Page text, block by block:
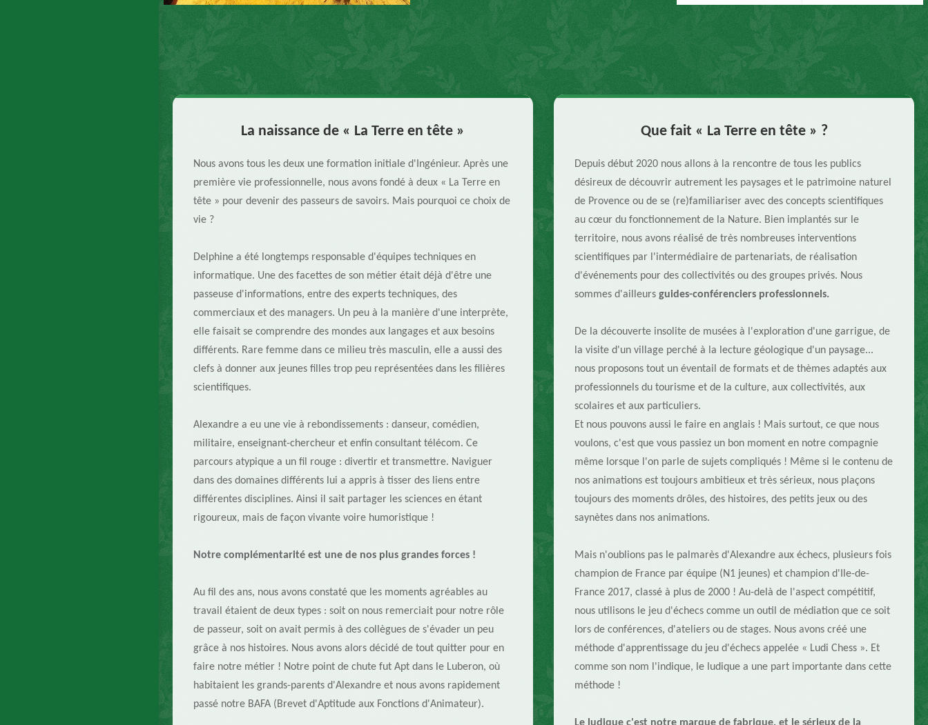
La naissance de « La Terre en tête »
Nous avons tous les deux une formation initiale d'Ingénieur. Après une
première vie professionnelle, nous avons fondé à deux « La Terre en
tête » pour devenir des passeurs de savoirs. Mais pourquoi ce choix de
vie ?
Delphine a été longtemps responsable d'équipes techniques en
informatique. Une des facettes de son métier était déjà d'être une
passeuse d'informations, entre des experts techniques, des
commerciaux et des managers. Un peu à la manière d'une interprète,
elle faisait se comprendre des mondes aux langages et aux besoins
différents. Rare femme dans ce milieu très masculin, elle a aussi des
clefs à donner aux jeunes filles trop peu représentées dans les filières
scientifiques.
Alexandre a eu une vie à rebondissements : danseur, comédien,
militaire, enseignant-chercheur et enfin consultant télécom. Ce
parcours atypique a un fil rouge : divertir et transmettre. Naviguer
dans des domaines différents lui a appris à tisser des liens entre
différentes disciplines. Ainsi il sait partager les sciences en étant
rigoureux, mais de façon vivante voire humoristique !
Notre complémentarité est une de nos plus grandes forces !
Au fil des ans, nous avons constaté que les moments agréables au
travail étaient de deux types : soit on nous remerciait pour notre rôle
de passeur, soit on avait permis à des collègues de s'évader un peu
grâce à nos histoires. Nous avons alors décidé de tout quitter pour en
faire notre métier ! Notre point de chute fut Apt dans le Luberon, où
habitaient les grands-parents d'Alexandre et nous avons rapidement
passé notre BAFA (Brevet d'Aptitude aux Fonctions d'Animateur).
Que fait « La Terre en tête » ?
Depuis début 2020 nous allons à la rencontre de tous les publics
désireux de découvrir autrement les paysages et le patrimoine naturel
de Provence ou de se (re)familiariser avec des concepts scientifiques
au cœur du fonctionnement de la Nature. Bien implantés sur le
territoire, nous avons réalisé de très nombreuses interventions
scientifiques par l'intermédiaire de partenariats, de réalisation
d'événements pour des collectivités ou des groupes privés. Nous
sommes d'ailleurs guides-conférenciers professionnels.
De la découverte insolite de musées à l'exploration d'une garrigue, de
la visite d'un village perché à la lecture géologique d'un paysage...
nous proposons tout un éventail de formats et de thèmes adaptés aux
professionnels du tourisme et de la culture, aux collectivités, aux
scolaires et aux particuliers.
Et nous pouvons aussi le faire en anglais ! Mais surtout, ce que nous
voulons, c'est que vous passiez un bon moment en notre compagnie
même lorsque l'on parle de sujets compliqués ! Même si le contenu de
nos animations est toujours ambitieux et très sérieux, nous plaçons
toujours des moments drôles, des histoires, des petits jeux ou des
saynètes dans nos animations.
Mais n'oublions pas le palmarès d'Alexandre aux échecs, plusieurs fois
champion de France par équipe (N1 jeunes) et champion d'Ile-de-
France 2017, classé à plus de 2000 ! Au-delà de l'aspect compétitif,
nous utilisons le jeu d'échecs comme un outil de médiation que ce soit
lors de conférences, d'ateliers ou de stages. Nous avons créé une
méthode d'apprentissage du jeu d'échecs appelée « Ludi Chess ». Et
comme son nom l'indique, le ludique a une part importante dans cette
méthode !